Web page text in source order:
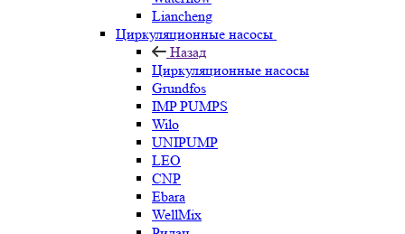
Liancheng
Циркуляционные насосы
Назад
Циркуляционные насосы
Grundfos
IMP PUMPS
Wilo
UNIPUMP
LEO
CNP
Ebara
WellMix